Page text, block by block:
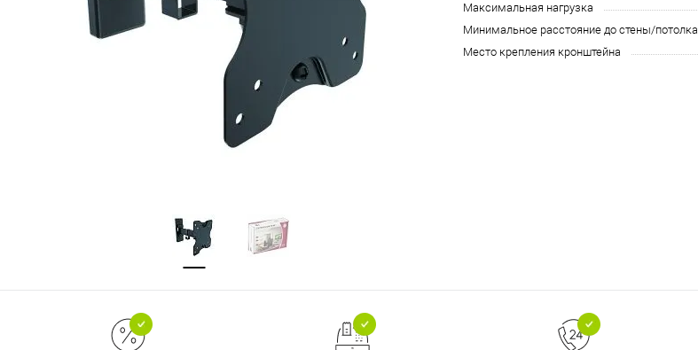
Максимальная нагрузка
Минимальное расстояние до стены/потолка
Место крепления кронштейна